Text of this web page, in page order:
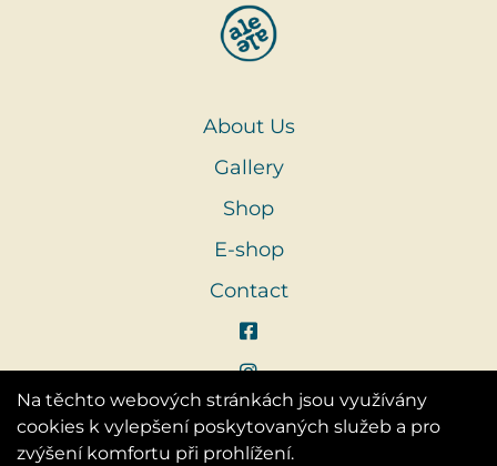
About Us
Gallery
Shop
E-shop
Contact
Na těchto webových stránkách jsou využívány
cookies k vylepšení poskytovaných služeb a pro
zvýšení komfortu při prohlížení.